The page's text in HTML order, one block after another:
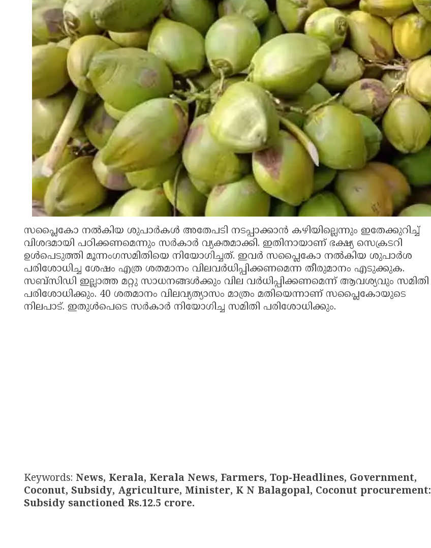
സപ്ലൈകോ നല്‍കിയ ശുപാര്‍കള്‍ അതേപടി നടപ്പാക്കാന്‍ കഴിയില്ലെന്നും ഇതേക്കുറിച്ച്
വിശദമായി പഠിക്കണമെന്നും സര്‍കാര്‍ വ്യക്തമാക്കി. ഇതിനായാണ് ഭക്ഷ്യ സെക്രടറി
ഉള്‍പെടുത്തി മൂന്നംഗസമിതിയെ നിയോഗിച്ചത്. ഇവര്‍ സപ്ലൈകോ നല്‍കിയ ശുപാര്‍ശ
പരിശോധിച്ച ശേഷം എത്ര ശതമാനം വിലവര്‍ധിപ്പിക്കണമെന്ന തീരുമാനം എടുക്കുക.
സബ്‌സിഡി ഇല്ലാത്ത മറ്റു സാധനങ്ങള്‍ക്കും വില വര്‍ധിപ്പിക്കണമെന്ന് ആവശ്യവും സമിതി
പരിശോധിക്കും. 40 ശതമാനം വിലവ്യത്യാസം മാത്രം മതിയെന്നാണ് സപ്ലൈകോയുടെ
നിലപാട്. ഇതുള്‍പെടെ സര്‍കാര്‍ നിയോഗിച്ച സമിതി പരിശോധിക്കും.
Keywords: News, Kerala, Kerala News, Farmers, Top-Headlines, Government,
Coconut, Subsidy, Agriculture, Minister, K N Balagopal, Coconut procurement:
Subsidy sanctioned Rs.12.5 crore.